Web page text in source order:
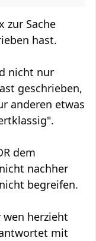
zur Sache
hast.
nicht nur
geschrieben,
anderen etwas
dem
nachher
begreifen.
wen herzieht
mit